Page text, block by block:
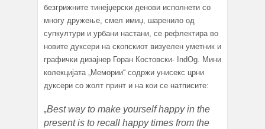
безгрижните тинејџерски денови исполнети со
многу дружење, смел имиџ, шаренило од
супкултури и урбани настани, се рефлектира во
новите дуксери на скопскиот визуелен уметник и
графички дизајнер Горан Костовски- IndOg. Мини
колекцијата „Мемории“ содржи унисекс црни
дуксери со жолт принт и на кои се натписите:
„Best way to make yourself happy in the
present is to recall happy times from the